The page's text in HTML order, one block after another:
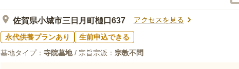
佐賀県小城市三日月町樋口637 アクセスを見る
永代供養プランあり
生前申込できる
墓地タイプ： 寺院墓地/ 宗旨宗派： 宗教不問